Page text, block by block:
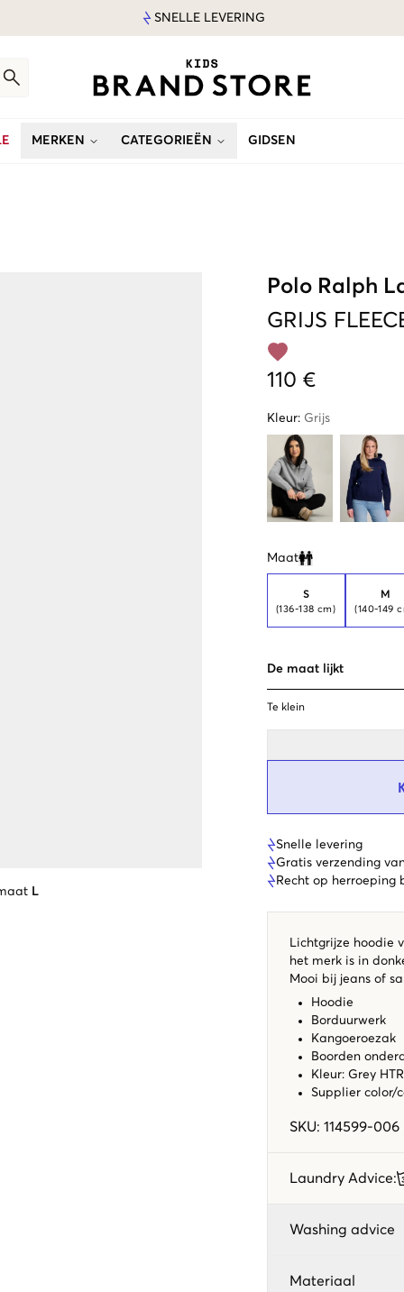
SNELLE LEVERING
MERKEN CATEGORIEËN GIDSEN
L
Polo Ralph
GRIJS
110 €
Kleur: Grijs
Maat
Clone modal
S
(136-138 cm)
M
(140-149
De maat lijkt
Te klein
Snelle levering
Gratis verzending
Recht op herroeping
Lichtgrijze hoodie
het merk is in
Mooi bij jeans of
Hoodie
Borduurwerk
Kangoeroezak
Boorden
Kleur: Grey HTR
Supplier color/
SKU: 114599-006
Laundry Advice:
Washing advice
Materiaal